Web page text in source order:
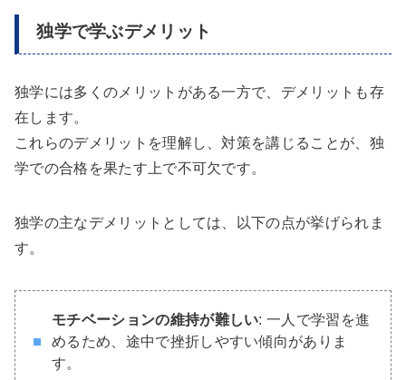
独学で学ぶデメリット
独学には多くのメリットがある一方で、デメリットも存
在します。
これらのデメリットを理解し、対策を講じることが、独
学での合格を果たす上で不可欠です。
独学の主なデメリットとしては、以下の点が挙げられま
す。
モチベーションの維持が難しい: 一人で学習を進
めるため、途中で挫折しやすい傾向がありま
す。